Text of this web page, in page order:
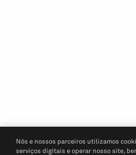
Nós e nossos parceiros utilizamos
serviços digitais e operar nosso site,